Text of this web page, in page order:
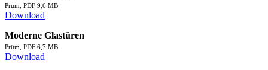
Prüm, PDF 9,6 MB
Download
Moderne Glastüren
Prüm, PDF 6,7 MB
Download